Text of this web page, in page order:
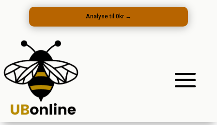
Analyse til 0kr →